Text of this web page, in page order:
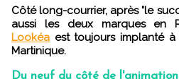
Côté long-courrier, après "le
aussi les deux marques en
Lookéa est toujours implanté
Martinique.
Du neuf du côté de